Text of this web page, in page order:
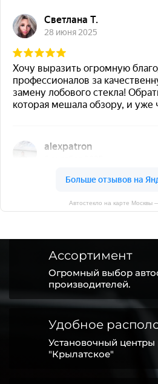
Автостекло на карте Москвы
Ассортимент
Огромный выбор
производителей.
Удобное
Установочный
"Крылатское"